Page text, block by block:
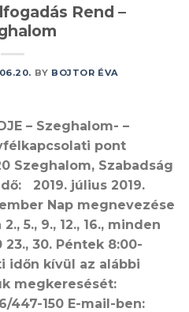
Rend –
BY BOJTOR ÉVA
– Szeghalom- –
pont
Szabadság
2019. július 2019.
Nap megnevezése
5., 9., 12., 16., minden
30. Péntek 8:00-
időn kívül az alábbi
megkeresését:
150 E-mail-ben: